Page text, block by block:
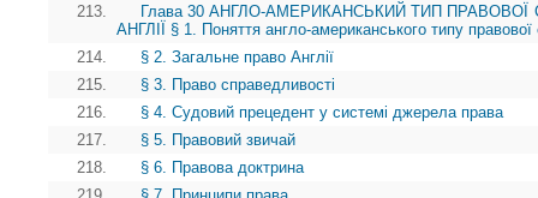
213.
Глава 30 АНГЛО-АМЕРИКАНСЬКИЙ ТИП
АНГЛІЇ § 1. Поняття англо-американського типу
214.
§ 2. Загальне право Англії
215.
§ 3. Право справедливості
216.
§ 4. Судовий прецедент у системі джерела права
217.
§ 5. Правовий звичай
218.
§ 6. Правова доктрина